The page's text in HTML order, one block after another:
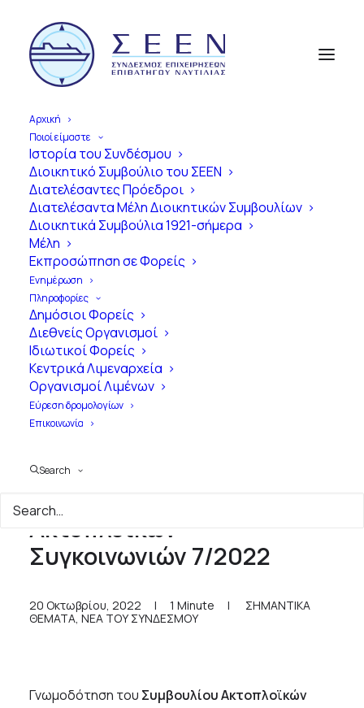
Αρχική
Ποιοί είμαστε
Ιστορία του Συνδέσμου
Διοικητικό Συμβούλιο του ΣΕΕΝ
Διατελέσαντες Πρόεδροι
Διατελέσαντα Μέλη Διοικητικών Συμβουλίων
Διοικητικά Συμβούλια 1921-σήμερα
Μέλη
Εκπροσώπηση σε Φορείς
Ενημέρωση
Πληροφορίες
Δημόσιοι Φορείς
Διεθνείς Οργανισμοί
Ιδιωτικοί Φορείς
Κεντρικά Λιμεναρχεία
Οργανισμοί Λιμένων
Εύρεση δρομολογίων
Επικοινωνία
Search
ΑπότηνΊδρυ
ΣύγχρονηΕποχή
100Χρόνια
Επιβα
στηνΕλλά δ
Γνωμοδότηση Συμβουλίου
Ακτοπλοϊκών
Συγκοινωνιών 7/2022
20 Οκτωβρίου, 2022 | 1 Minute |
ΣΗΜΑΝΤΙΚΑ
ΘΕΜΑΤΑ, ΝΕΑ ΤΟΥ ΣΥΝΔΕΣΜΟΥ
Γνωμοδότηση του Συμβουλίου Ακτοπλοϊκών